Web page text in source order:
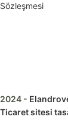
Sözleşmesi
2024 -
Ticaret sitesi